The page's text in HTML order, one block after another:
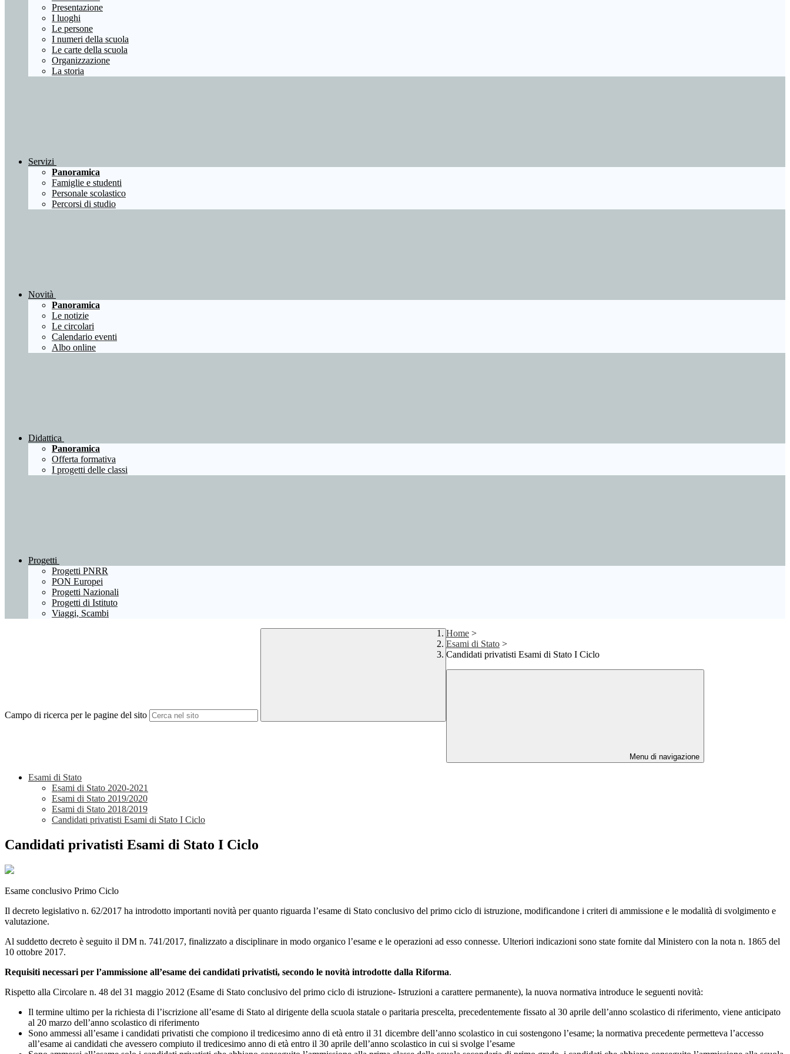
Presentazione
I luoghi
Le persone
I numeri della scuola
Le carte della scuola
Organizzazione
La storia
Servizi
Panoramica
Famiglie e studenti
Personale scolastico
Percorsi di studio
Novità
Panoramica
Le notizie
Le circolari
Calendario eventi
Albo online
Didattica
Panoramica
Offerta formativa
I progetti delle classi
Progetti
Progetti PNRR
PON Europei
Progetti Nazionali
Progetti di Istituto
Viaggi, Scambi
Campo di ricerca per le pagine del sito
Home >
Esami di Stato >
Candidati privatisti Esami di Stato I Ciclo
Menu di navigazione
Esami di Stato
Esami di Stato 2020-2021
Esami di Stato 2019/2020
Esami di Stato 2018/2019
Candidati privatisti Esami di Stato I Ciclo
Candidati privatisti Esami di Stato I Ciclo
Esame conclusivo Primo Ciclo
Il decreto legislativo n. 62/2017 ha introdotto importanti novità per quanto riguarda l’esame di Stato conclusivo del primo ciclo di istruzione, modificandone i criteri di ammissione e le modalità di svolgimento e
valutazione.
Al suddetto decreto è seguito il DM n. 741/2017, finalizzato a disciplinare in modo organico l’esame e le operazioni ad esso connesse. Ulteriori indicazioni sono state fornite dal Ministero con la nota n. 1865 del
10 ottobre 2017.
Requisiti necessari per l’ammissione all’esame dei candidati privatisti, secondo le novità introdotte dalla Riforma.
Rispetto alla Circolare n. 48 del 31 maggio 2012 (Esame di Stato conclusivo del primo ciclo di istruzione- Istruzioni a carattere permanente), la nuova normativa introduce le seguenti novità:
Il termine ultimo per la richiesta di l’iscrizione all’esame di Stato al dirigente della scuola statale o paritaria prescelta, precedentemente fissato al 30 aprile dell’anno scolastico di riferimento, viene anticipato
al 20 marzo dell’anno scolastico di riferimento
Sono ammessi all’esame i candidati privatisti che compiono il tredicesimo anno di età entro il 31 dicembre dell’anno scolastico in cui sostengono l’esame; la normativa precedente permetteva l’accesso
all’esame ai candidati che avessero compiuto il tredicesimo anno di età entro il 30 aprile dell’anno scolastico in cui si svolge l’esame